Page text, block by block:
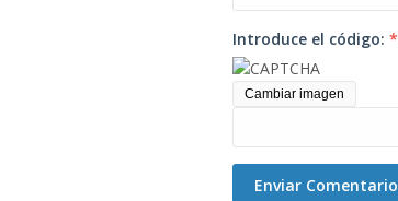
Introduce el código: *
Cambiar imagen
Enviar Comentario